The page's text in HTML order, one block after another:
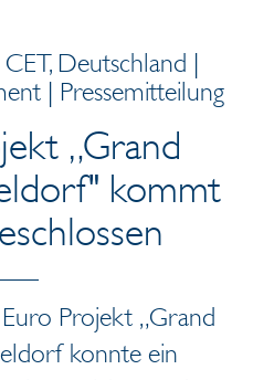
Deutschland |
| Pressemitteilung
„Grand
kommt
Projekt „Grand
konnte ein